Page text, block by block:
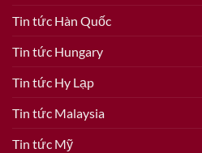
Tin tức Hàn Quốc
Tin tức Hungary
Tin tức Hy Lạp
Tin tức Malaysia
Tin tức Mỹ